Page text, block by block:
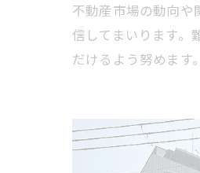
不動産市場の動向
信してまいります。
だけるよう努めます。